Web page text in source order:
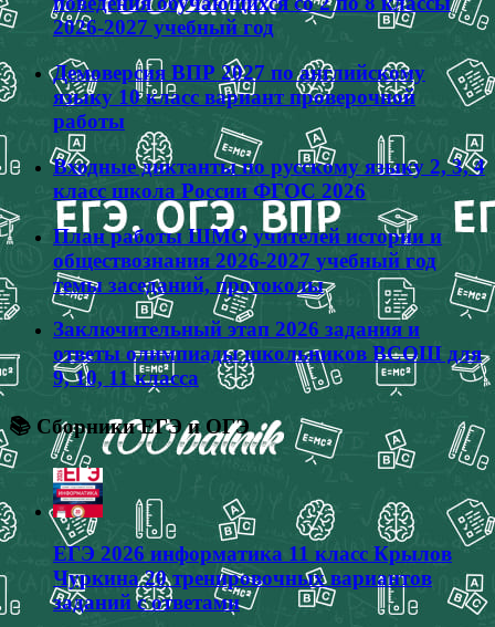
2026-2027 учебный год
Демоверсия ВПР 2027 по английскому
языку 10 класс вариант проверочной
работы
Входные диктанты по русскому языку 2, 3, 4
класс школа России ФГОС 2026
План работы ШМО учителей истории и
обществознания 2026-2027 учебный год
темы заседаний, протоколы
Заключительный этап 2026 задания и
ответы олимпиады школьников ВСОШ для
9, 10, 11 класса
📚 Сборники ЕГЭ и ОГЭ
ЕГЭ 2026 информатика 11 класс Крылов
Чуркина 20 тренировочных вариантов
заданий с ответами